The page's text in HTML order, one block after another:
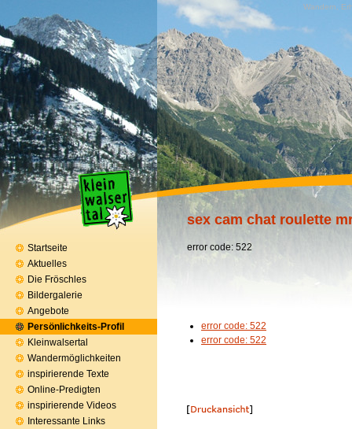
Wandern,
sex cam chat roulette
error code: 522
error code: 522
error code: 522
Startseite
Aktuelles
Die Fröschles
Bildergalerie
Angebote
Persönlichkeits-Profil
Kleinwalsertal
Wandermöglichkeiten
inspirierende Texte
Online-Predigten
inspirierende Videos
Interessante Links